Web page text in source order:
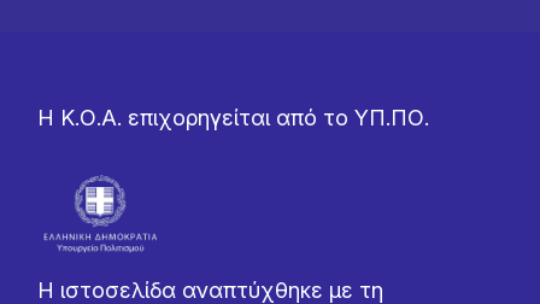
Η Κ.Ο.Α. επιχορηγείται από το ΥΠ.ΠΟ.
Η ιστοσελίδα αναπτύχθηκε με τη